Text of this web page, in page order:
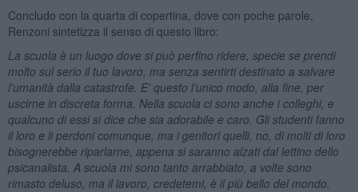
Concludo con la quarta di copertina, dove con poche parole,
Renzoni sintetizza il senso di questo libro:
La scuola è un luogo dove si può perfino ridere, specie se prendi
molto sul serio il tuo lavoro, ma senza sentirti destinato a salvare
l’umanità dalla catastrofe. E’ questo l’unico modo, alla fine, per
uscirne in discreta forma. Nella scuola ci sono anche i colleghi, e
qualcuno di essi si dice che sia adorabile e caro. Gli studenti fanno
il loro e li perdoni comunque, ma i genitori quelli, no, di molti di loro
bisognerebbe riparlarne, appena si saranno alzati dal lettino dello
psicanalista. A scuola mi sono tanto arrabbiato, a volte sono
rimasto deluso, ma il lavoro, credetemi, è il più bello del mondo.